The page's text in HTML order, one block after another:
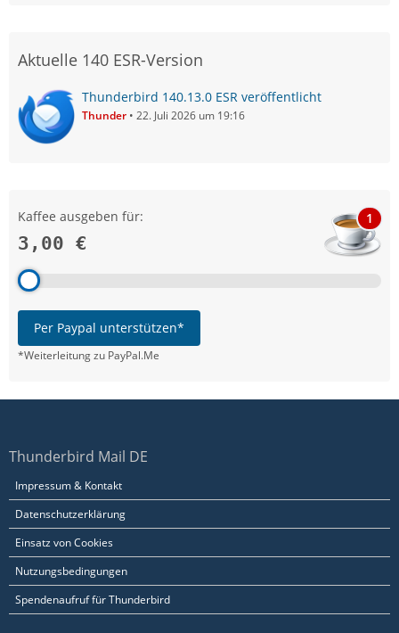
Aktuelle 140 ESR-Version
Thunderbird 140.13.0 ESR veröffentlicht
Thunder 22. Juli 2026 um 19:16
Kaffee ausgeben für:
3,00 €
1
Per Paypal unterstützen*
*Weiterleitung zu PayPal.Me
Thunderbird Mail DE
Impressum & Kontakt
Datenschutzerklärung
Einsatz von Cookies
Nutzungsbedingungen
Spendenaufruf für Thunderbird